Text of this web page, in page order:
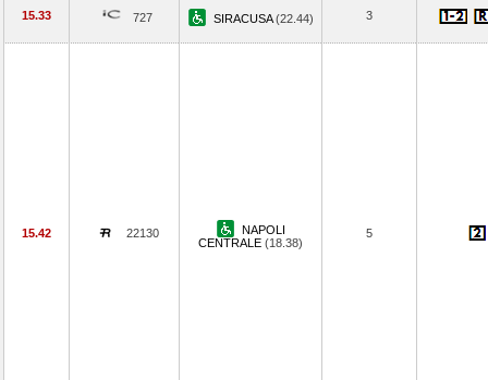
15.33 727 SIRACUSA(22.44) 3
15.42 22130
NAPOLI
CENTRALE (18.38)
5